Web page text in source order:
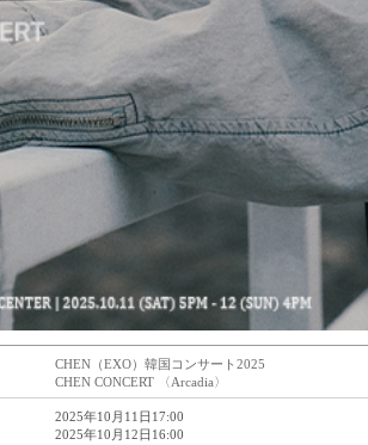
CHEN（EXO）韓国コンサート2025
CHEN CONCERT 〈Arcadia〉
2025年10月11日17:00
2025年10月12日16:00